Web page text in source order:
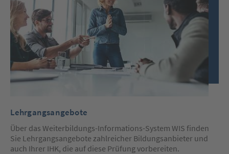
Lehrgangsangebote
Über das Weiterbildungs-Informations-System WIS finden
Sie Lehrgangsangebote zahlreicher Bildungsanbieter und
auch Ihrer IHK, die auf diese Prüfung vorbereiten.